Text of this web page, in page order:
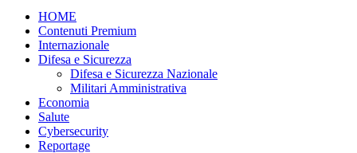
HOME
Contenuti Premium
Internazionale
Difesa e Sicurezza
Difesa e Sicurezza Nazionale
Militari Amministrativa
Economia
Salute
Cybersecurity
Reportage